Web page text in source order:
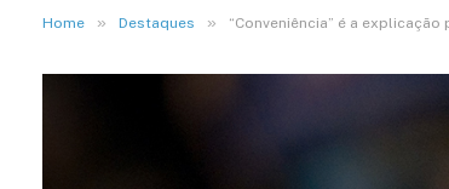
Home » Destaques » “Conveniência” é a